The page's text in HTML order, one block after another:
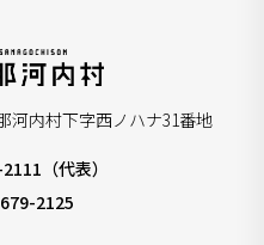
河内村下字西ノハナ31番地
（代表）
2125